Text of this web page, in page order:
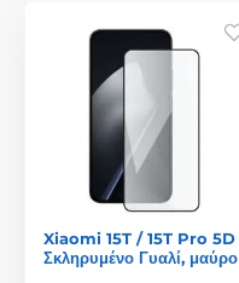
Xiaomi 15T / 15T Pro 5D
Σκληρυμένο Γυαλί, μαύρο